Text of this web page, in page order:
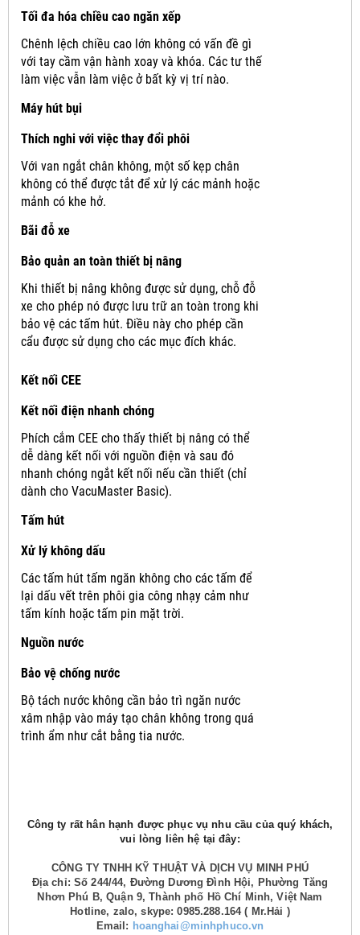
Tối đa hóa chiều cao ngăn xếp
Chênh lệch chiều cao lớn không có vấn đề gì
với tay cầm vận hành xoay và khóa. Các tư thế
làm việc vẫn làm việc ở bất kỳ vị trí nào.
Máy hút bụi
Thích nghi với việc thay đổi phôi
Với van ngắt chân không, một số kẹp chân
không có thể được tắt để xử lý các mảnh hoặc
mảnh có khe hở.
Bãi đỗ xe
Bảo quản an toàn thiết bị nâng
Khi thiết bị nâng không được sử dụng, chỗ đỗ
xe cho phép nó được lưu trữ an toàn trong khi
bảo vệ các tấm hút. Điều này cho phép cần
cẩu được sử dụng cho các mục đích khác.
Kết nối CEE
Kết nối điện nhanh chóng
Phích cắm CEE cho thấy thiết bị nâng có thể
dễ dàng kết nối với nguồn điện và sau đó
nhanh chóng ngắt kết nối nếu cần thiết (chỉ
dành cho VacuMaster Basic).
Tấm hút
Xử lý không dấu
Các tấm hút tấm ngăn không cho các tấm để
lại dấu vết trên phôi gia công nhạy cảm như
tấm kính hoặc tấm pin mặt trời.
Nguồn nước
Bảo vệ chống nước
Bộ tách nước không cần bảo trì ngăn nước
xâm nhập vào máy tạo chân không trong quá
trình ẩm như cắt bằng tia nước.
Công ty rất hân hạnh được phục vụ nhu cầu của quý khách,
vui lòng liên hệ tại đây:
CÔNG TY TNHH KỸ THUẬT VÀ DỊCH VỤ MINH PHÚ
Địa chỉ: Số 244/44, Đường Dương Đình Hội, Phường Tăng
Nhơn Phú B, Quận 9, Thành phố Hồ Chí Minh, Việt Nam
Hotline, zalo, skype: 0985.288.164 ( Mr.Hải )
Email: hoanghai@minhphuco.vn